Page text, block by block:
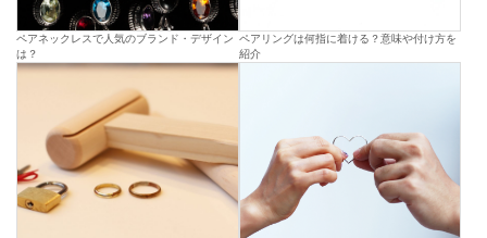
ペアネックレスで人気のブランド・デザイン
は？
ペアリングは何指に着ける？意味や付け方を
紹介